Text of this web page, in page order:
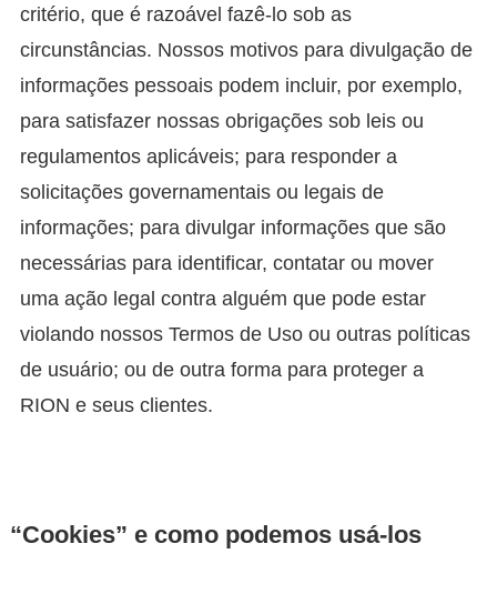
critério, que é razoável fazê-lo sob as
circunstâncias. Nossos motivos para divulgação de
informações pessoais podem incluir, por exemplo,
para satisfazer nossas obrigações sob leis ou
regulamentos aplicáveis; para responder a
solicitações governamentais ou legais de
informações; para divulgar informações que são
necessárias para identificar, contatar ou mover
uma ação legal contra alguém que pode estar
violando nossos Termos de Uso ou outras políticas
de usuário; ou de outra forma para proteger a
RION e seus clientes.
“Cookies” e como podemos usá-los